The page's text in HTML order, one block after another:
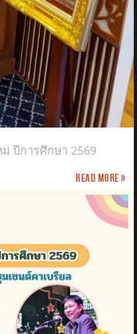
ปีการศึกษา 2569
Read more »